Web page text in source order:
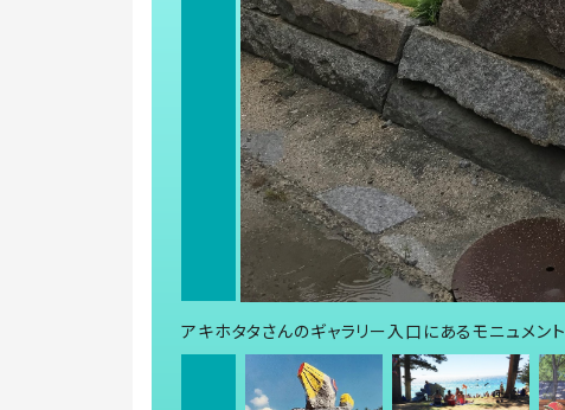
アキホタタさんのギャラリー入口にあるモニュメント